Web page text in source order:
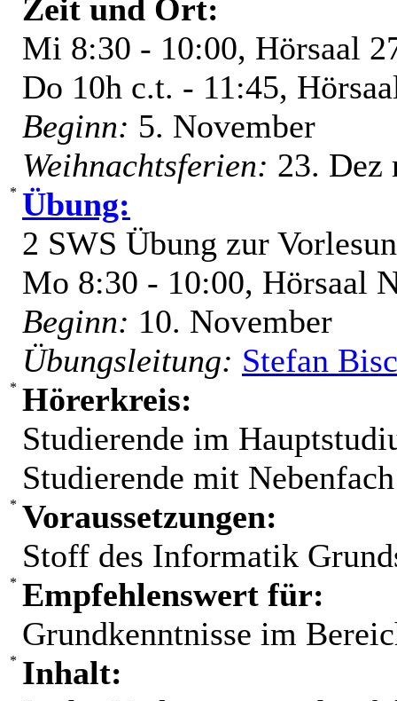
Zeit und Ort:
Mi 8:30 - 10:00, Hörsaal
Do 10h c.t. - 11:45,
Beginn: 5. November
Weihnachtsferien: 23. Dez
Übung:
2 SWS Übung zur
Mo 8:30 - 10:00, Hörsaal
Beginn: 10. November
Übungsleitung: Stefan
Hörerkreis:
Studierende im
Studierende mit
Voraussetzungen:
Stoff des Informatik
Empfehlenswert für:
Grundkenntnisse im
Inhalt: